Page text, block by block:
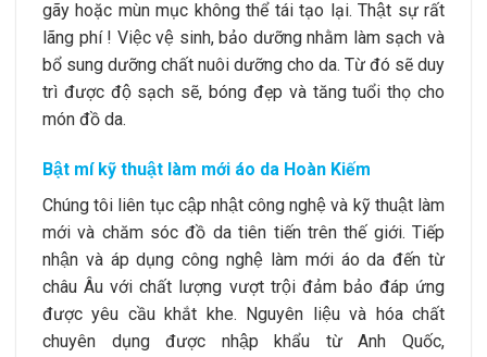
gãy hoặc mùn mục không thể tái tạo lại. Thật sự rất
lãng phí ! Việc vệ sinh, bảo dưỡng nhằm làm sạch và
bổ sung dưỡng chất nuôi dưỡng cho da. Từ đó sẽ duy
trì được độ sạch sẽ, bóng đẹp và tăng tuổi thọ cho
món đồ da.
Bật mí kỹ thuật làm mới áo da Hoàn Kiếm
Chúng tôi liên tục cập nhật công nghệ và kỹ thuật làm
mới và chăm sóc đồ da tiên tiến trên thế giới. Tiếp
nhận và áp dụng công nghệ làm mới áo da đến từ
châu Âu với chất lượng vượt trội đảm bảo đáp ứng
được yêu cầu khắt khe. Nguyên liệu và hóa chất
chuyên dụng được nhập khẩu từ Anh Quốc,